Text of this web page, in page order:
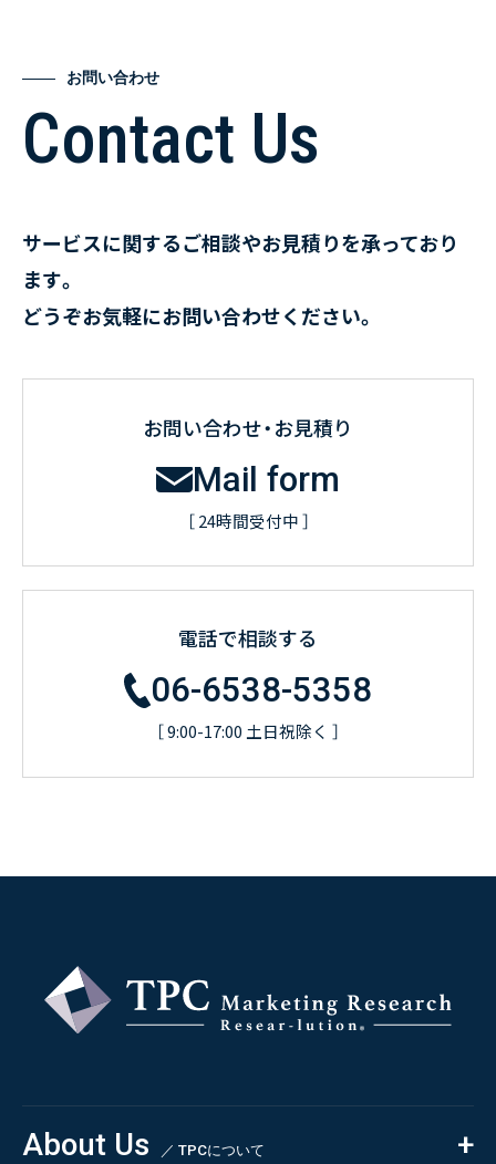
お問い合わせ
Contact Us
サービスに関するご相談やお見積りを承っており
ます。
どうぞお気軽にお問い合わせください。
お問い合わせ・お見積り
Mail form
［ 24時間受付中 ］
電話で相談する
06-6538-5358
［ 9:00-17:00 土日祝除く ］
About Us ／ TPCについて